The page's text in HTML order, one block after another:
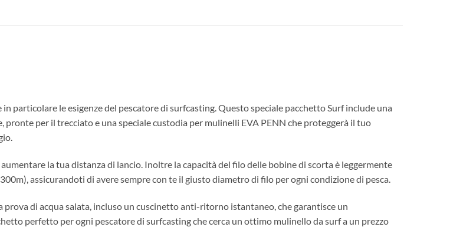
particolare le esigenze del pescatore di surfcasting. Questo speciale pacchetto Surf include una
per il trecciato e una speciale custodia per mulinelli EVA PENN che proteggerà il tuo
la tua distanza di lancio. Inoltre la capacità del filo delle bobine di scorta è leggermente
assicurandoti di avere sempre con te il giusto diametro di filo per ogni condizione di pesca.
prova di acqua salata, incluso un cuscinetto anti-ritorno istantaneo, che garantisce un
perfetto per ogni pescatore di surfcasting che cerca un ottimo mulinello da surf a un prezzo